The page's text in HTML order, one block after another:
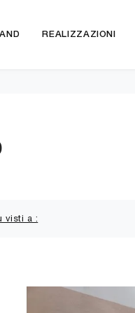
REALIZZAZIONI
visti a :